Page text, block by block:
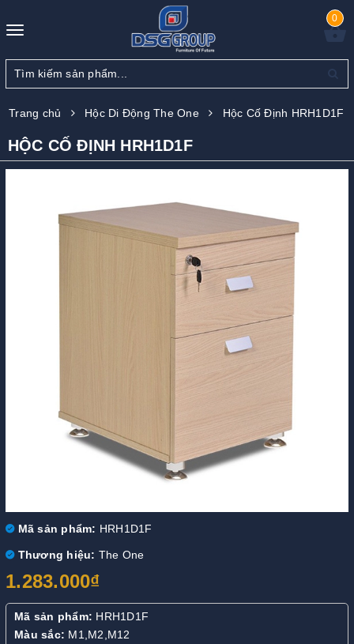
Toggle
0
Trang chủ Hộc Di Động The One Hộc Cố Định HRH1D1F
HỘC CỐ ĐỊNH HRH1D1F
Mã sản phẩm: HRH1D1F
Thương hiệu: The One
1.283.000₫
Mã sản phẩm: HRH1D1F
Màu sắc: M1,M2,M12